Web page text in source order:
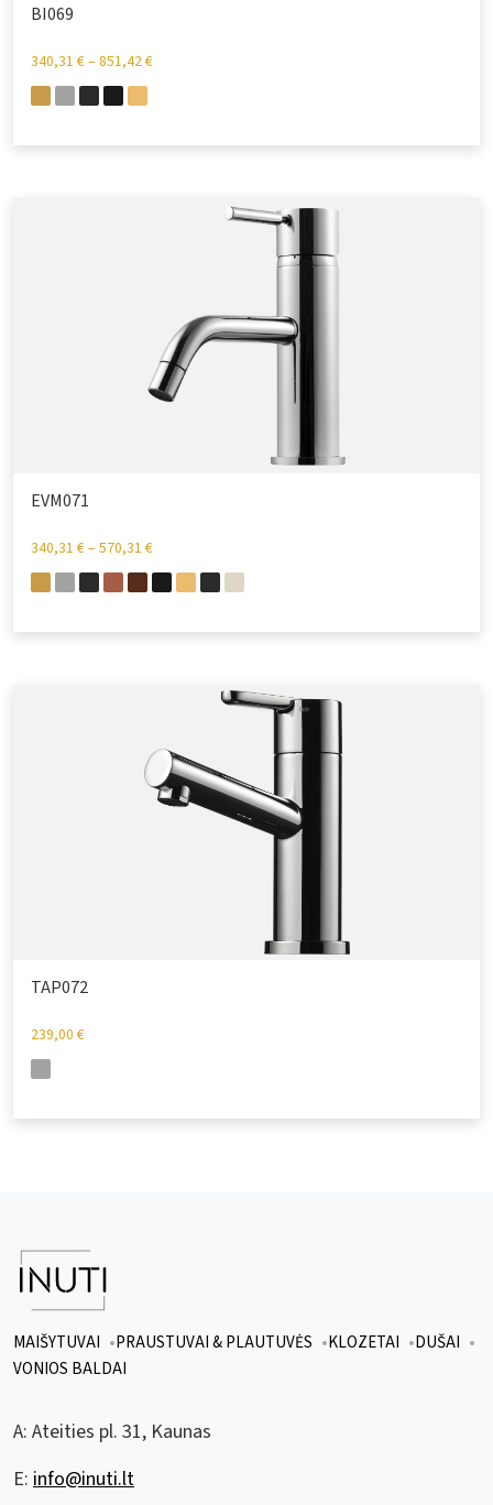
BI069
340,31 €– 851,42€
EVM071
340,31 €– 570,31 €
TAP072
239,00 €
MAIŠYTUVAI PRAUSTUVAI & PLAUTUVĖS KLOZETAI
DUŠAI
VONIOS BALDAI
A: Ateities pl. 31, Kaunas
E: info@inuti.lt